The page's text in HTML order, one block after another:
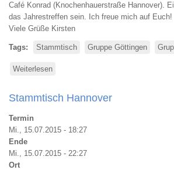
Café Konrad (Knochenhauerstraße Hannover).
das Jahrestreffen sein. Ich freue mich auf Euch!
Viele Grüße Kirsten
Tags Stammtisch Gruppe Göttingen
Weiterlesen
Stammtisch
Hannover
13.04.2016
Stammtisch Hannover
Termin
Mi., 15.07.2015 - 18:27
Ende
Mi., 15.07.2015 - 22:27
Ort